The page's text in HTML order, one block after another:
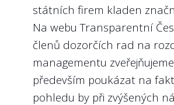
státních firem kladen
Na webu Transparentní
členů dozorčích rad na
managementu
především poukázat na
pohledu by při zvýšených